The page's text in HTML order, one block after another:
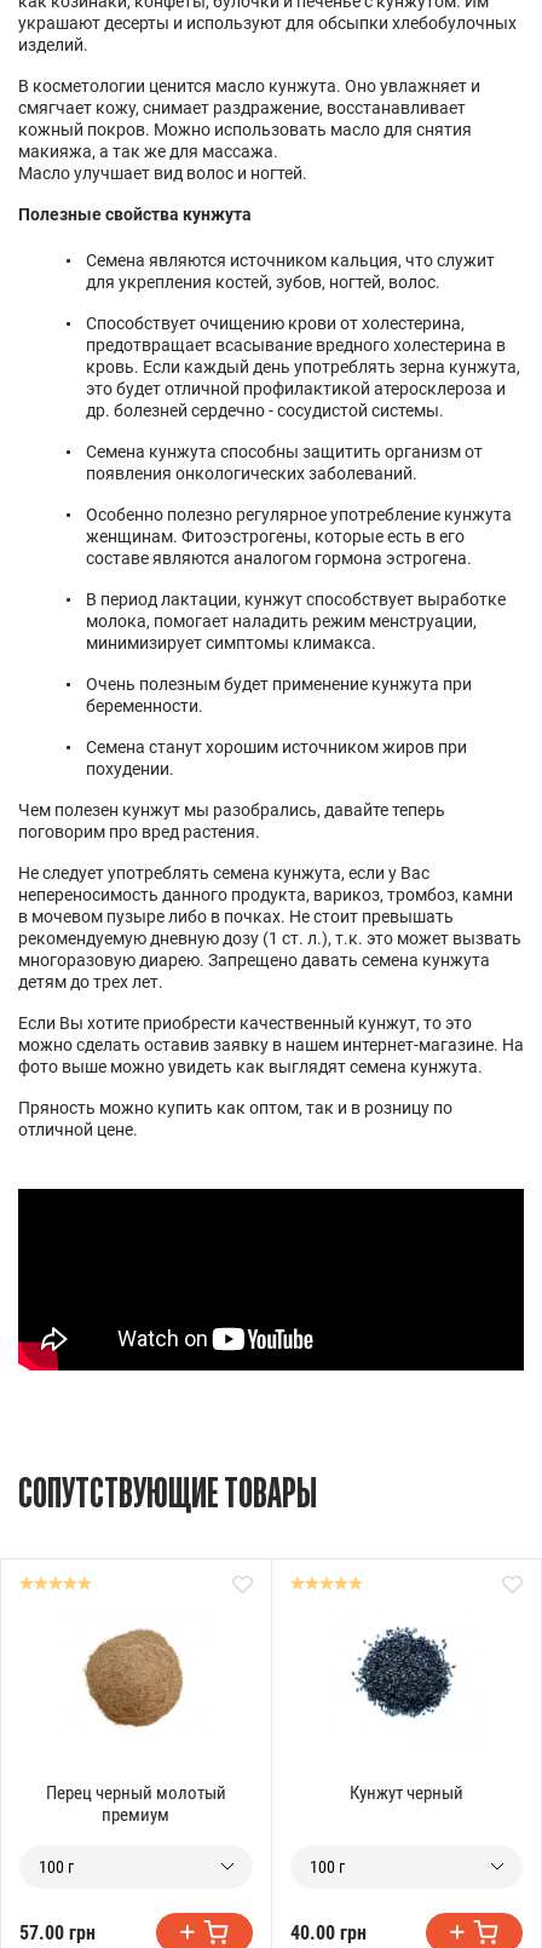
украшают десерты и используют для обсыпки хлебобулочных
изделий.
В косметологии ценится масло кунжута. Оно увлажняет и
смягчает кожу, снимает раздражение, восстанавливает
кожный покров. Можно использовать масло для снятия
макияжа, а так же для массажа.
Масло улучшает вид волос и ногтей.
Полезные свойства кунжута
Семена являются источником кальция, что служит
для укрепления костей, зубов, ногтей, волос.
Способствует очищению крови от холестерина,
предотвращает всасывание вредного холестерина в
кровь. Если каждый день употреблять зерна кунжута,
это будет отличной профилактикой атеросклероза и
др. болезней сердечно - сосудистой системы.
Семена кунжута способны защитить организм от
появления онкологических заболеваний.
Особенно полезно регулярное употребление кунжута
женщинам. Фитоэстрогены, которые есть в его
составе являются аналогом гормона эстрогена.
В период лактации, кунжут способствует выработке
молока, помогает наладить режим менструации,
минимизирует симптомы климакса.
Очень полезным будет применение кунжута при
беременности.
Семена станут хорошим источником жиров при
похудении.
Чем полезен кунжут мы разобрались, давайте теперь
поговорим про вред растения.
Не следует употреблять семена кунжута, если у Вас
непереносимость данного продукта, варикоз, тромбоз, камни
в мочевом пузыре либо в почках. Не стоит превышать
рекомендуемую дневную дозу (1 ст. л.), т.к. это может вызвать
многоразовую диарею. Запрещено давать семена кунжута
детям до трех лет.
Если Вы хотите приобрести качественный кунжут, то это
можно сделать оставив заявку в нашем интернет-магазине. На
фото выше можно увидеть как выглядят семена кунжута.
Пряность можно купить как оптом, так и в розницу по
отличной цене.
СОПУТСТВУЮЩИЕ ТОВАРЫ
Перец черный молотый
премиум
100 г
57.00 грн
Кунжут черный
100 г
40.00 грн